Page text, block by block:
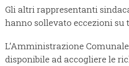
Gli altri rappresentanti
hanno sollevato eccezioni su
L’Amministrazione
disponibile ad accogliere le